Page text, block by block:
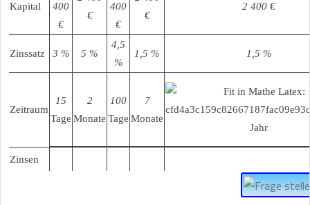
Kapital
400
€
€
400
€
€
2 400 €
Zinssatz 3 % 5 %
4,5
%
1,5 % 1,5 %
Zeitraum
15
Tage
2
Monate
100
Tage
7
Monate
Jahr
Zinsen